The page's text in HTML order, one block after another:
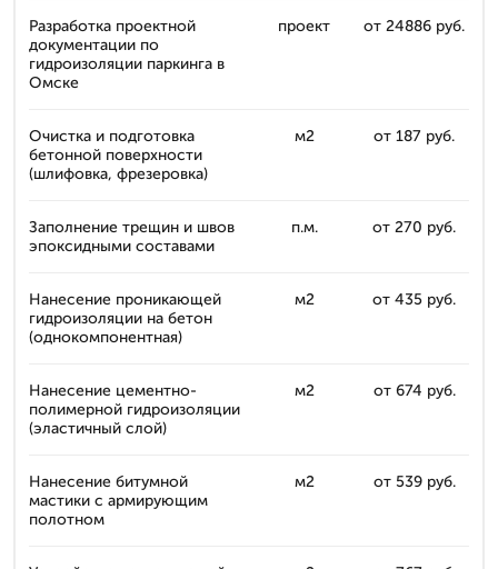
Разработка проектной
документации по
гидроизоляции паркинга в
Омске
проект от 24886 руб.
Очистка и подготовка
бетонной поверхности
(шлифовка, фрезеровка)
м2 от 187 руб.
Заполнение трещин и швов
эпоксидными составами
п.м. от 270 руб.
Нанесение проникающей
гидроизоляции на бетон
(однокомпонентная)
м2 от 435 руб.
Нанесение цементно-
полимерной гидроизоляции
(эластичный слой)
м2 от 674 руб.
Нанесение битумной
мастики с армирующим
полотном
м2 от 539 руб.